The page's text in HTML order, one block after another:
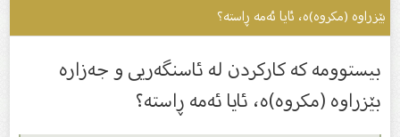
بێزراوە (مكروه)ە، ئایا ئەمە ڕاستە؟
بیستوومە كە كاركردن لە ئاسنگەریی و جەزارە
بێزراوە (مكروه)ە، ئایا ئەمە ڕاستە؟